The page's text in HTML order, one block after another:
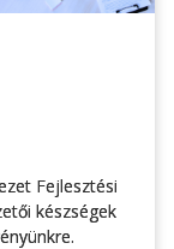
Fejlesztési
készségek